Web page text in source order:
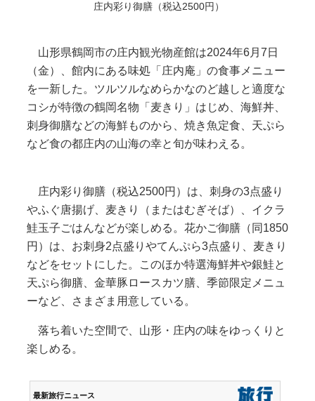
庄内彩り御膳（税込2500円）
山形県鶴岡市の庄内観光物産館は2024年6月7日
（金）、館内にある味処「庄内庵」の食事メニュー
を一新した。ツルツルなめらかなのど越しと適度な
コシが特徴の鶴岡名物「麦きり」はじめ、海鮮丼、
刺身御膳などの海鮮ものから、焼き魚定食、天ぷら
など食の都庄内の山海の幸と旬が味わえる。
庄内彩り御膳（税込2500円）は、刺身の3点盛り
やふぐ唐揚げ、麦きり（またはむぎそば）、イクラ
鮭玉子ごはんなどが楽しめる。花かご御膳（同1850
円）は、お刺身2点盛りやてんぷら3点盛り、麦きり
などをセットにした。このほか特選海鮮丼や銀鮭と
天ぷら御膳、金華豚ロースカツ膳、季節限定メニュ
ーなど、さまざま用意している。
落ち着いた空間で、山形・庄内の味をゆっくりと
楽しめる。
最新旅行ニュース